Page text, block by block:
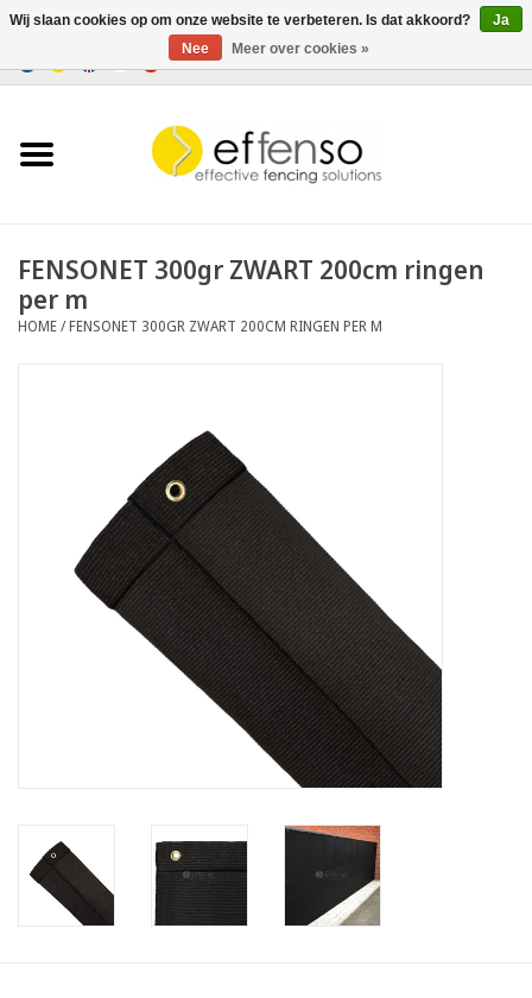
Verlichting
FENSONET 300gr ZWART 200cm ringen
per m
HOME /FENSONET 300GR ZWART 200CM RINGEN PER M
Wij slaan cookies op om onze website te verbeteren. Is dat akkoord?
Ja
Nee
Meer over cookies »